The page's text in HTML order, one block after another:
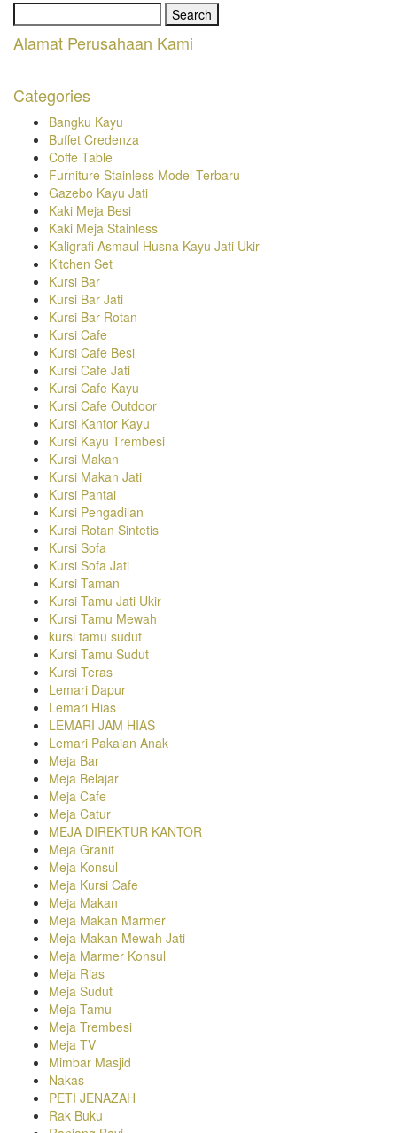
Search
for:
Alamat Perusahaan Kami
Categories
Bangku Kayu
Buffet Credenza
Coffe Table
Furniture Stainless Model Terbaru
Gazebo Kayu Jati
Kaki Meja Besi
Kaki Meja Stainless
Kaligrafi Asmaul Husna Kayu Jati Ukir
Kitchen Set
Kursi Bar
Kursi Bar Jati
Kursi Bar Rotan
Kursi Cafe
Kursi Cafe Besi
Kursi Cafe Jati
Kursi Cafe Kayu
Kursi Cafe Outdoor
Kursi Kantor Kayu
Kursi Kayu Trembesi
Kursi Makan
Kursi Makan Jati
Kursi Pantai
Kursi Pengadilan
Kursi Rotan Sintetis
Kursi Sofa
Kursi Sofa Jati
Kursi Taman
Kursi Tamu Jati Ukir
Kursi Tamu Mewah
kursi tamu sudut
Kursi Tamu Sudut
Kursi Teras
Lemari Dapur
Lemari Hias
LEMARI JAM HIAS
Lemari Pakaian Anak
Meja Bar
Meja Belajar
Meja Cafe
Meja Catur
MEJA DIREKTUR KANTOR
Meja Granit
Meja Konsul
Meja Kursi Cafe
Meja Makan
Meja Makan Marmer
Meja Makan Mewah Jati
Meja Marmer Konsul
Meja Rias
Meja Sudut
Meja Tamu
Meja Trembesi
Meja TV
Mimbar Masjid
Nakas
PETI JENAZAH
Rak Buku